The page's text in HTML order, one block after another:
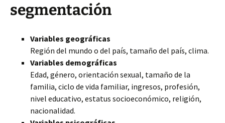
segmentación
Variables geográficas
Región del mundo o del país, tamaño del país, clima.
Variables demográficas
Edad, género, orientación sexual, tamaño de la
familia, ciclo de vida familiar, ingresos, profesión,
nivel educativo, estatus socioeconómico, religión,
nacionalidad.